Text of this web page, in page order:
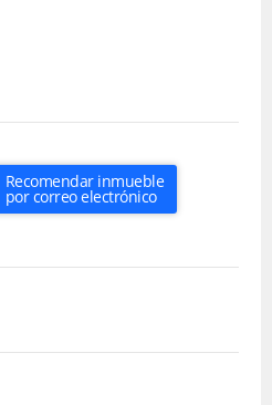
Recomendar inmueble
por correo electrónico